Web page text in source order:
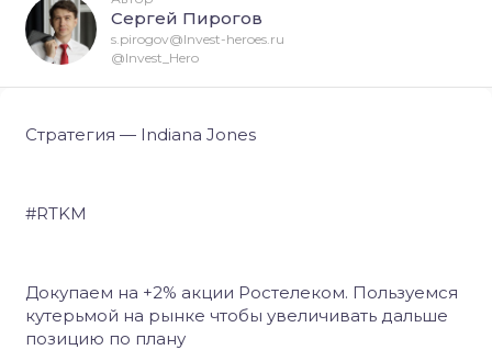
Стратегия — Indiana Jones
#RTKM
Докупаем на +2% акции Ростелеком. Пользуемся
кутерьмой на рынке чтобы увеличивать дальше
позицию по плану
Сергей Пирогов
s.pirogov@Invest-heroes.ru
@Invest_Hero